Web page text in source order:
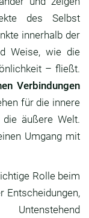
des Selbst
innerhalb der
Weise, wie die
– fließt.
Verbindungen
für die innere
äußere Welt.
Umgang mit
Rolle beim
Entscheidungen,
Untenstehend